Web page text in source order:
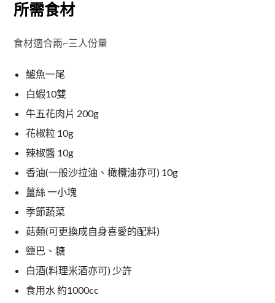
所需食材
食材適合兩~三人份量
鱸魚一尾
白蝦10雙
牛五花肉片 200g
花椒粒 10g
辣椒醬 10g
香油(一般沙拉油、橄欖油亦可) 10g
薑絲 一小塊
季節蔬菜
菇類(可更換成自身喜愛的配料)
鹽巴、糖
白酒(料理米酒亦可) 少許
食用水 約1000cc